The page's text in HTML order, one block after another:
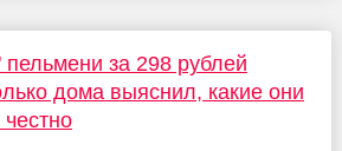
за 298 рублей
дома выяснил, какие они